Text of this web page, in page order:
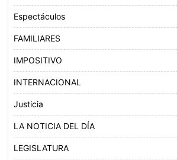
Espectáculos
FAMILIARES
IMPOSITIVO
INTERNACIONAL
Justicia
LA NOTICIA DEL DÍA
LEGISLATURA